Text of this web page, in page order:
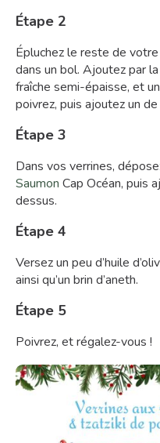
Étape 2
Épluchez le reste de
dans un bol. Ajoutez par
fraîche semi-épaisse, et
poivrez, puis ajoutez un de
Étape 3
Dans vos verrines,
Saumon Cap Océan, puis
dessus.
Étape 4
Versez un peu d’huile
ainsi qu’un brin d’aneth.
Étape 5
Poivrez, et régalez-vous !